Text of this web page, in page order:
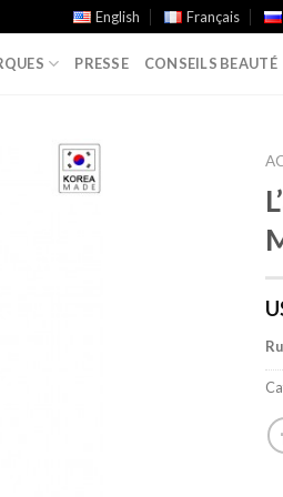
English Français
PRESSE CONSEILS BEAUTÉ